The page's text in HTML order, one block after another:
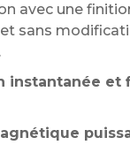
avec une
sans
instantanée et